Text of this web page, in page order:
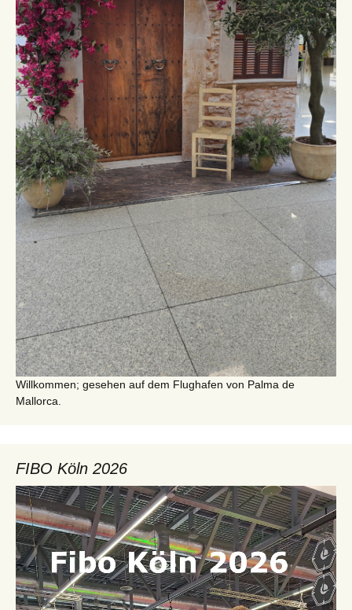
Willkommen; gesehen auf dem Flughafen von Palma de
Mallorca.
FIBO Köln 2026
Video-
Player